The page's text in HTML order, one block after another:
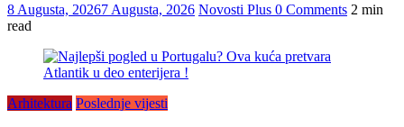
8 Augusta, 20267 Augusta, 2026 Novosti Plus 0 Comments 2 min
read
Arhitektura Poslednje vijesti